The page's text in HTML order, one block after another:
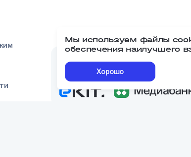
Мы используем файлы
обеспечения наилучшего
Хорошо